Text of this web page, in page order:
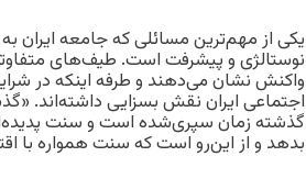
یکی از مهم‌ترین مسائلی که جامعه ایران
نوستالژی و پیشرفت است. طیف‌های
واکنش نشان می‌دهند و طرفه اینکه در
اجتماعی ایران نقش بسزایی داشته‌اند.
گذشته زمان سپری‌شده است و سنت
بدهد و از این‌رو است که سنت همواره با